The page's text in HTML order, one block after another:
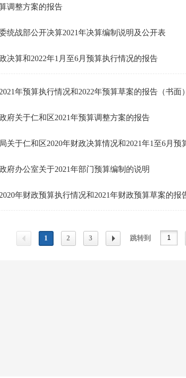
调整方案的报告
统战部公开决算2021年决算编制说明及公开表
决算和2022年1月至6月预算执行情况的报告
年预算执行情况和2022年预算草案的报告（书面）
府关于仁和区2021年预算调整方案的报告
府办公室关于2021年部门预算编制的说明
1 2 3 跳转到